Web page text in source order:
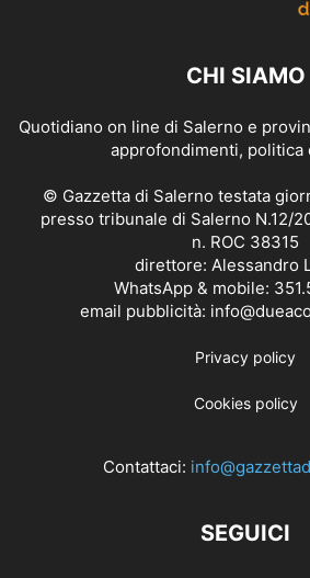
CHI SIAMO
Quotidiano on line di Salerno e
approfondimenti, politica
© Gazzetta di Salerno testata
presso tribunale di Salerno N.12/
n. ROC 38315
direttore: Alessandro
WhatsApp & mobile:
email pubblicità:
Privacy policy
Cookies policy
Contattaci:
SEGUICI